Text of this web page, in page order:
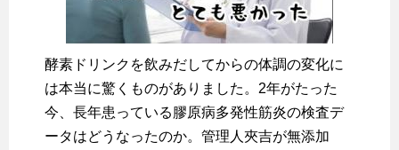
酵素ドリンクを飲みだしてからの体調の変化に
は本当に驚くものがありました。2年がたった
今、長年患っている膠原病多発性筋炎の検査デ
ータはどうなったのか。管理人夾吉が無添加